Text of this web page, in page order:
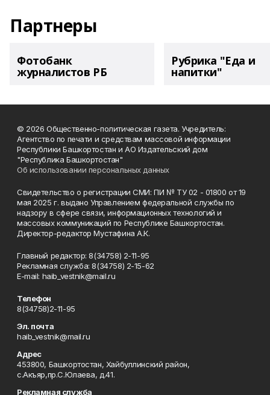
Партнеры
Фотобанк
журналистов РБ
Рубрика "Еда и
напитки"
© 2026 Общественно-политическая газета. Учредитель:
Агентство по печати и средствам массовой информации
Республики Башкортостан и АО Издательский дом
"Республика Башкортостан"
Об использовании персональных данных
Свидетельство о регистрации СМИ: ПИ № ТУ 02 - 01800 от 19
мая 2025 г. выдано Управлением федеральной службы по
надзору в сфере связи, информационных технологий и
массовых коммуникаций по Республике Башкортостан.
Директор-редактор Мустафина А.К.
Главный редактор: 8(34758) 2-11-95
Рекламная служба: 8(34758) 2-15-62
Е-mаil: haib_vestnik@mail.ru
Телефон
8(34758)2-11-95
Эл. почта
haib_vestnik@mail.ru
Адрес
453800, Башкортостан, Хайбуллинский район,
с.Акъяр,пр.С.Юлаева, д.41.
Рекламная служба